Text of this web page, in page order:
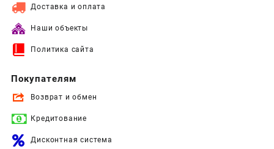
Доставка и оплата
Наши объекты
Политика сайта
Покупателям
Возврат и обмен
Кредитование
Дисконтная система